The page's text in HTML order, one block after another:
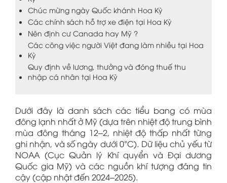
Chúc mừng ngày Quốc khánh Hoa Kỳ
Các chính sách hỗ trợ xe điện tại Hoa Kỳ
Nên định cư Canada hay Mỹ ?
Các công việc người Việt đang làm nhiều tại Hoa
Kỳ
Quy định về lương, thưởng và đóng thuế thu
nhập cá nhân tại Hoa Kỳ
Dưới đây là danh sách các tiểu bang có mùa
đông lạnh nhất ở Mỹ (dựa trên nhiệt độ trung bình
mùa đông tháng 12–2, nhiệt độ thấp nhất từng
ghi nhận, và số ngày dưới 0°C). Dữ liệu chủ yếu từ
NOAA (Cục Quản lý Khí quyển và Đại dương
Quốc gia Mỹ) và các nguồn khí tượng đáng tin
cậy (cập nhật đến 2024–2025).